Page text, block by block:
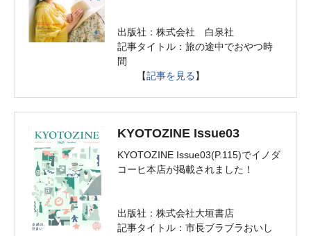
出版社：株式会社 白泉社
記事タイトル：旅の途中でおやつ時
間
【記事を見る 】
KYOTOZINE Issue03
KYOTOZINE Issue03(P.115)でイノダ
コーヒ本店が掲載されました！
出版社：株式会社大垣書店
記事タイトル：市長ブラブラおいし